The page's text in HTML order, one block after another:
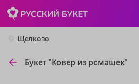
Щелково
Букет "Ковер из ромашек"